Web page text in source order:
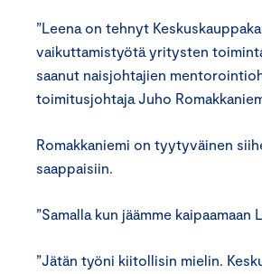
”Leena on tehnyt
vaikuttamistyötä yritysten
saanut naisjohtajien
toimitusjohtaja Juho
Romakkaniemi on tyytyväinen
saappaisiin.
”Samalla kun jäämme
”Jätän työni kiitollisin mielin.